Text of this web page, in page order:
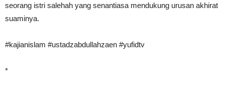
seorang istri salehah yang senantiasa mendukung urusan akhirat
suaminya.
#kajianislam #ustadzabdullahzaen #yufidtv
*